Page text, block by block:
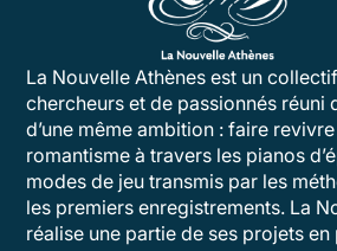
La Nouvelle Athènes est un
chercheurs et de passionnés réuni
d’une même ambition : faire revivre
romantisme à travers les pianos
modes de jeu transmis par les
les premiers enregistrements. La
réalise une partie de ses projets